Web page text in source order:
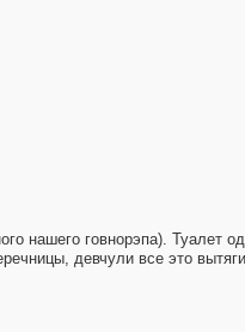
нашего говнорэпа). Туалет
девчули все это